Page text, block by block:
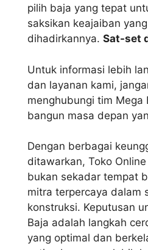
pilih baja yang tepat
saksikan keajaiban
dihadirkannya. Sat-set
Untuk informasi lebih
dan layanan kami,
menghubungi tim Mega
bangun masa depan
Dengan berbagai
ditawarkan, Toko
bukan sekadar tempat
mitra terpercaya dalam
konstruksi. Keputusan
Baja adalah langkah
yang optimal dan